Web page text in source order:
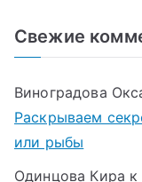
Свежие
Виноградова
Раскрываем
или рыбы
Одинцова Кира к